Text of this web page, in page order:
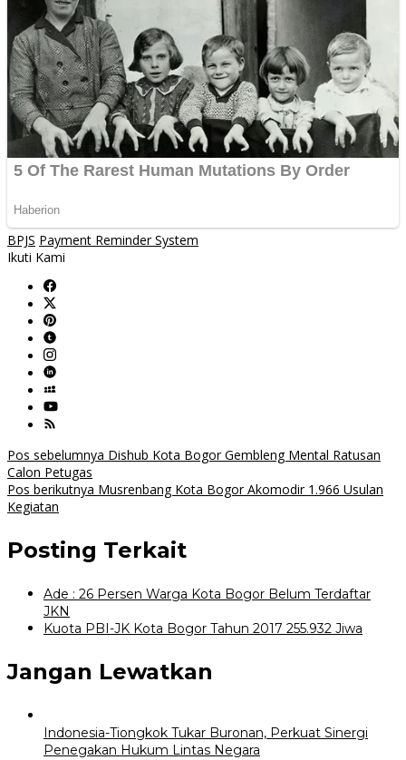
BPJS Payment Reminder System
Ikuti Kami
Navigasi
pos
Pos sebelumnya Dishub Kota Bogor Gembleng Mental Ratusan
Calon Petugas
Pos berikutnya Musrenbang Kota Bogor Akomodir 1.966 Usulan
Kegiatan
Posting Terkait
Ade : 26 Persen Warga Kota Bogor Belum Terdaftar
JKN
Kuota PBI-JK Kota Bogor Tahun 2017 255.932 Jiwa
Jangan Lewatkan
Indonesia-Tiongkok Tukar Buronan, Perkuat Sinergi
Penegakan Hukum Lintas Negara